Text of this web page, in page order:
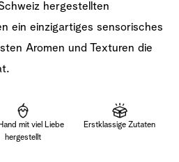
hergestellten
ein einzigartiges sensorisches
Aromen und Texturen die
mit viel Liebe
hergestellt
Erstklassige Zutaten